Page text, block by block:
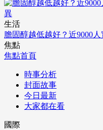
生活
膽固醇越低越好？近9000
焦點
焦點首頁
時事分析
封面故事
今日最新
大家都在看
國際